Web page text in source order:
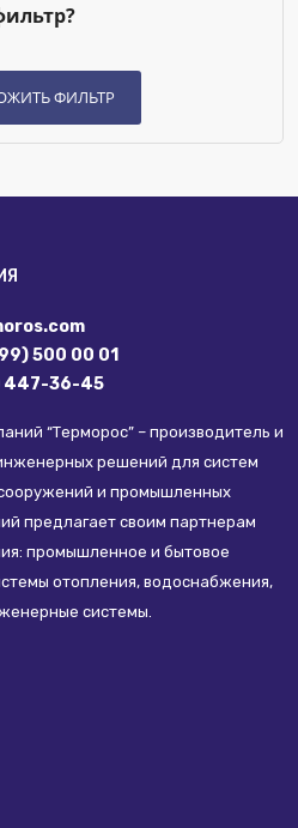
500 00 01
447-36-45
“Терморос” – производитель и
решений для систем
и промышленных
предлагает своим партнерам
промышленное и бытовое
отопления, водоснабжения,
системы.